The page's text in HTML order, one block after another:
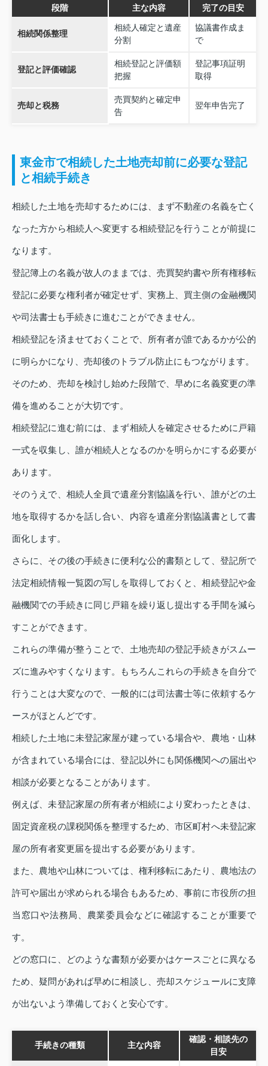
段階 主な内容 完了の目安
相続関係整理
相続人確定と遺産
分割
協議書作成ま
で
登記と評価確認
相続登記と評価額
把握
登記事項証明
取得
売却と税務
売買契約と確定申
告
翌年申告完了
東金市で相続した土地売却前に必要な登記
と相続手続き
相続した土地を売却するためには、まず不動産の名義を亡く
なった方から相続人へ変更する相続登記を行うことが前提に
なります。
登記簿上の名義が故人のままでは、売買契約書や所有権移転
登記に必要な権利者が確定せず、実務上、買主側の金融機関
や司法書士も手続きに進むことができません。
相続登記を済ませておくことで、所有者が誰であるかが公的
に明らかになり、売却後のトラブル防止にもつながります。
そのため、売却を検討し始めた段階で、早めに名義変更の準
備を進めることが大切です。
相続登記に進む前には、まず相続人を確定させるために戸籍
一式を収集し、誰が相続人となるのかを明らかにする必要が
あります。
そのうえで、相続人全員で遺産分割協議を行い、誰がどの土
地を取得するかを話し合い、内容を遺産分割協議書として書
面化します。
さらに、その後の手続きに便利な公的書類として、登記所で
法定相続情報一覧図の写しを取得しておくと、相続登記や金
融機関での手続きに同じ戸籍を繰り返し提出する手間を減ら
すことができます。
これらの準備が整うことで、土地売却の登記手続きがスムー
ズに進みやすくなります。もちろんこれらの手続きを自分で
行うことは大変なので、一般的には司法書士等に依頼するケ
ースがほとんどです。
相続した土地に未登記家屋が建っている場合や、農地・山林
が含まれている場合には、登記以外にも関係機関への届出や
相談が必要となることがあります。
例えば、未登記家屋の所有者が相続により変わったときは、
固定資産税の課税関係を整理するため、市区町村へ未登記家
屋の所有者変更届を提出する必要があります。
また、農地や山林については、権利移転にあたり、農地法の
許可や届出が求められる場合もあるため、事前に市役所の担
当窓口や法務局、農業委員会などに確認することが重要で
す。
どの窓口に、どのような書類が必要かはケースごとに異なる
ため、疑問があれば早めに相談し、売却スケジュールに支障
が出ないよう準備しておくと安心です。
手続きの種類 主な内容
確認・相談先の
目安